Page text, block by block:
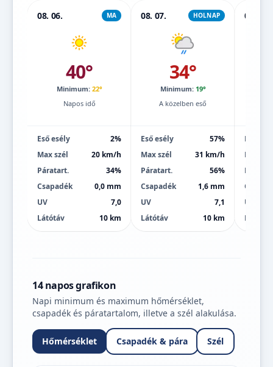
08. 06. MA
40°
Minimum: 22°
Napos idő
Eső esély
2%
Max szél
20 km/h
Páratart.
34%
Csapadék
0,0 mm
UV
7,0
Látótáv
10 km
08. 07. HOLNAP
34°
Minimum: 19°
A közelben eső
Eső esély
57%
Max szél
31 km/h
Páratart.
56%
Csapadék
1,6 mm
UV
7,1
Látótáv
10 km
08. 08.
Eső
Max
UV
Látótáv
14 napos grafikon
Napi minimum és maximum hőmérséklet,
csapadék és páratartalom, illetve a szél alakulása.
Hőmérséklet Csapadék & pára Szél